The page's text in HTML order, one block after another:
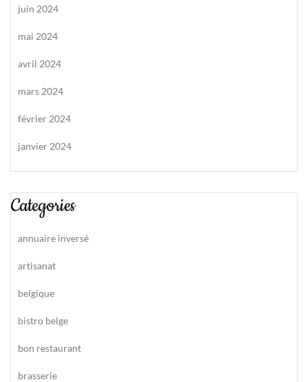
juin 2024
mai 2024
avril 2024
mars 2024
février 2024
janvier 2024
Categories
annuaire inversé
artisanat
belgique
bistro belge
bon restaurant
brasserie